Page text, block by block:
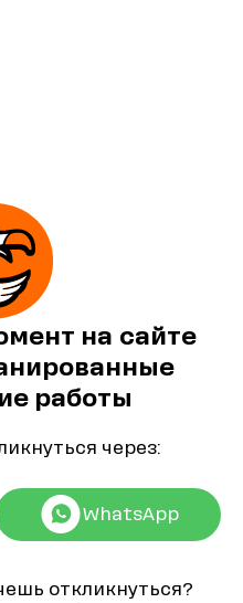
на сайте
работы
через:
WhatsApp
откликнуться?